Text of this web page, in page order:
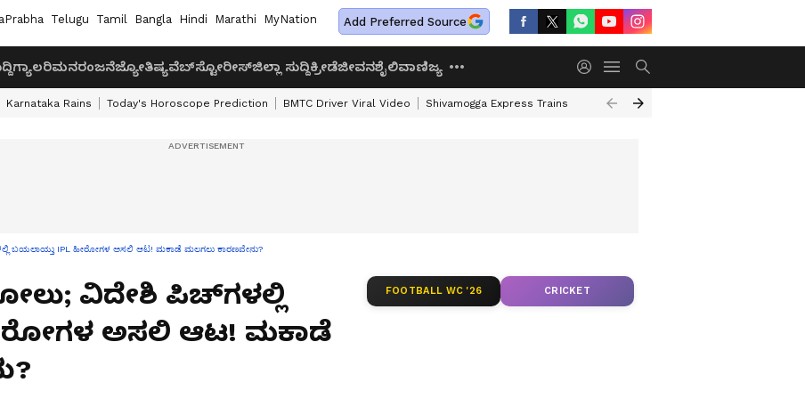
Telugu Tamil Bangla Hindi Marathi MyNation Add Preferred Source
ಗ್ಯಾಲರಿಮನರಂಜನೆಜ್ಯೋತಿಷ್ಯವೆಬ್‌ಸ್ಟೋರೀಸ್ಜಿಲ್ಲಾ ಸುದ್ದಿಕ್ರೀಡೆಜೀವನಶೈಲಿವಾಣಿಜ್ಯ
Karnataka Rains Today's Horoscope Prediction BMTC Driver Viral Video Shivamogga Express Trains Airtel Prepaid Plan
ಬಯಲಾಯ್ತು IPL ಹೀರೋಗಳ ಅಸಲಿ ಆಟ! ಮಕಾಡೆ ಮಲಗಲು ಕಾರಣವೇನು?
ವಿದೇಶಿ ಪಿಚ್‌ಗಳಲ್ಲಿ
ಅಸಲಿ ಆಟ! ಮಕಾಡೆ
FOOTBALL WC '26 CRICKET